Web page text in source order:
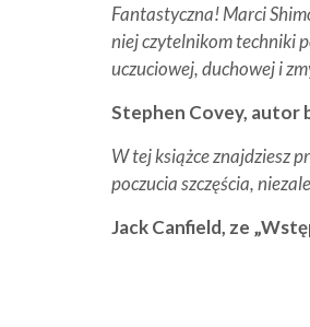
Fantastyczna! Marci
niej czytelnikom techniki
uczuciowej, duchowej i
Stephen Covey, autor
W tej książce znajdziesz
poczucia szczęścia,
Jack Canfield, ze